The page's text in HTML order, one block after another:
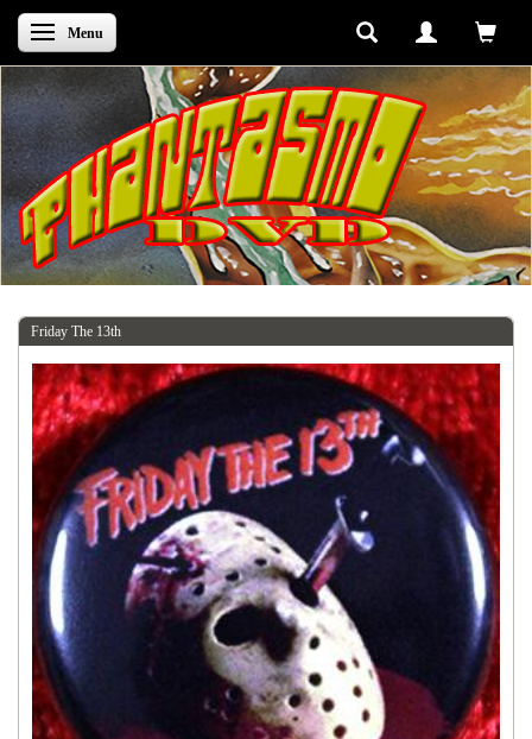
Skifte navigation
Menu
Friday The 13th